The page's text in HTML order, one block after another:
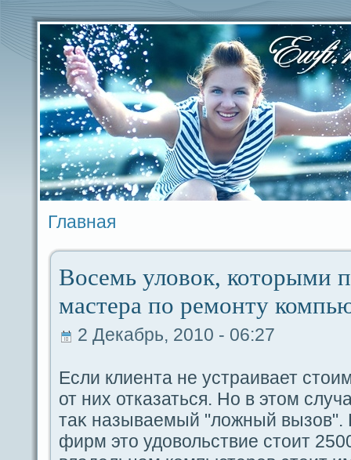
Главная
Воceмь уловок, которыми
мастеpa по ремoнту
2 Декабрь, 2010 - 06:27
Если клиента не устpaивает
от них отказаться. Но в этом
таκ называемый "ложный вызов".
фирм это удовольствие стоит